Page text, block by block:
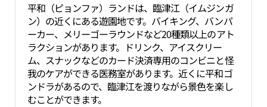
平和（ピョンファ）ランドは、臨津江（イムジンガ
ン）の近くにある遊園地です。バイキング、バンパ
ーカー、メリーゴーラウンドなど20種類以上のアト
ラクションがあります。ドリンク、アイスクリー
ム、スナックなどのカード決済専用のコンビニと怪
我のケアができる医務室があります。近くに平和ゴ
ンドラがあるので、臨津江を渡りながら景色を楽し
むことができます。